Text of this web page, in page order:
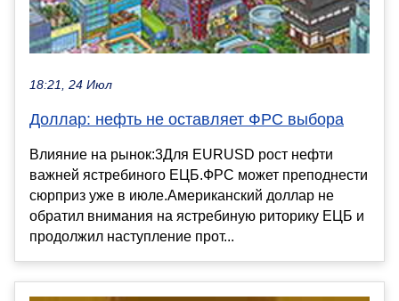
18:21, 24 Июл
Доллар: нефть не оставляет ФРС выбора
Влияние на рынок:3Для EURUSD рост нефти
важней ястребиного ЕЦБ.ФРС может преподнести
сюрприз уже в июле.Американский доллар не
обратил внимания на ястребиную риторику ЕЦБ и
продолжил наступление прот...